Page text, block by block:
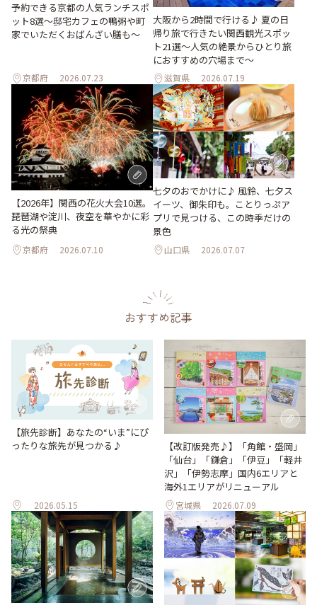
予約できる京都の人気ランチスポ
ット8選～邸宅カフェの鴨粥や町
家でいただくおばんざい膳も～
京都府 2026.07.23
大阪から2時間で行ける♪ 夏の日
帰り旅で行きたい関西観光スポッ
ト21選～人気の絶景からひとり旅
におすすめの穴場まで～
滋賀県 2026.07.19
【2026年】関西の花火大会10選。
琵琶湖や淀川、夜空を華やかに彩
る光の祭典
京都府 2026.07.10
七夕のおでかけに♪ 風鈴、七夕ス
イーツ、御朱印も。ことりっぷア
プリで見つける、この時季だけの
景色
山口県 2026.07.07
おすすめ記事
【旅先診断】あなたの“いま”にぴ
ったりな旅先が見つかる♪
2026.05.15
【改訂版発売♪】「角館・盛岡」
「仙台」「鎌倉」「伊豆」「軽井
沢」「伊勢志摩」国内6エリアと
海外1エリアがリニューアル
宮城県 2026.07.09